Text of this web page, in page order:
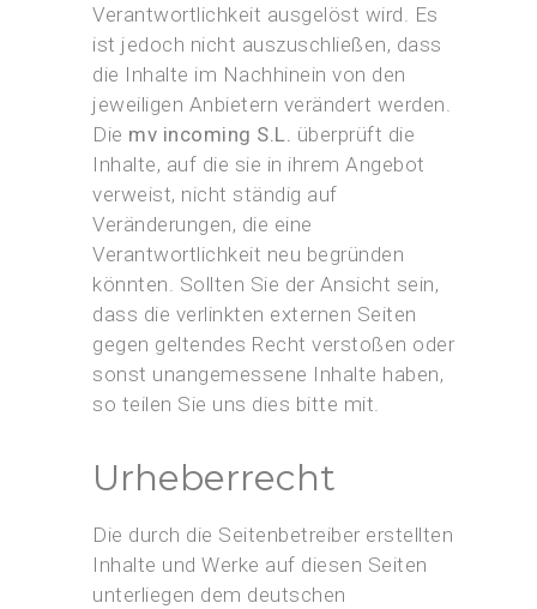
Verantwortlichkeit ausgelöst wird. Es
ist jedoch nicht auszuschließen, dass
die Inhalte im Nachhinein von den
jeweiligen Anbietern verändert werden.
Die mv incoming S.L. überprüft die
Inhalte, auf die sie in ihrem Angebot
verweist, nicht ständig auf
Veränderungen, die eine
Verantwortlichkeit neu begründen
könnten. Sollten Sie der Ansicht sein,
dass die verlinkten externen Seiten
gegen geltendes Recht verstoßen oder
sonst unangemessene Inhalte haben,
so teilen Sie uns dies bitte mit.
Urheberrecht
Die durch die Seitenbetreiber erstellten
Inhalte und Werke auf diesen Seiten
unterliegen dem deutschen